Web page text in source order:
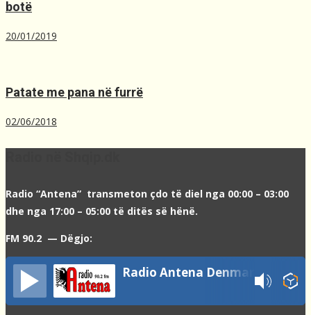
botë
20/01/2019
Patate me pana në furrë
02/06/2018
Radio “Antena” transmeton çdo të diel nga 00:00 – 03:00
dhe nga 17:00 – 05:00 të ditës së hënë.
FM 90.2 — Dëgjo:
Radio Antena Denmark